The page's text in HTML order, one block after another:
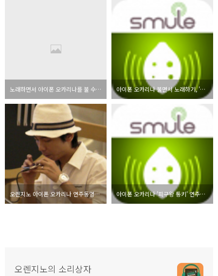
노래하면서 아이폰 오카리나를 불 수 있다? 천일동안 - 나는 가수다 아이폰 오카리나 불면서 노래하기, '천일동안' by 오렌지노
오렌지노 아이폰 오카리나 연주동영상 모음 아이폰 오카리나 '피구왕 통키' 연주동영상
오렌지노의 소리상자